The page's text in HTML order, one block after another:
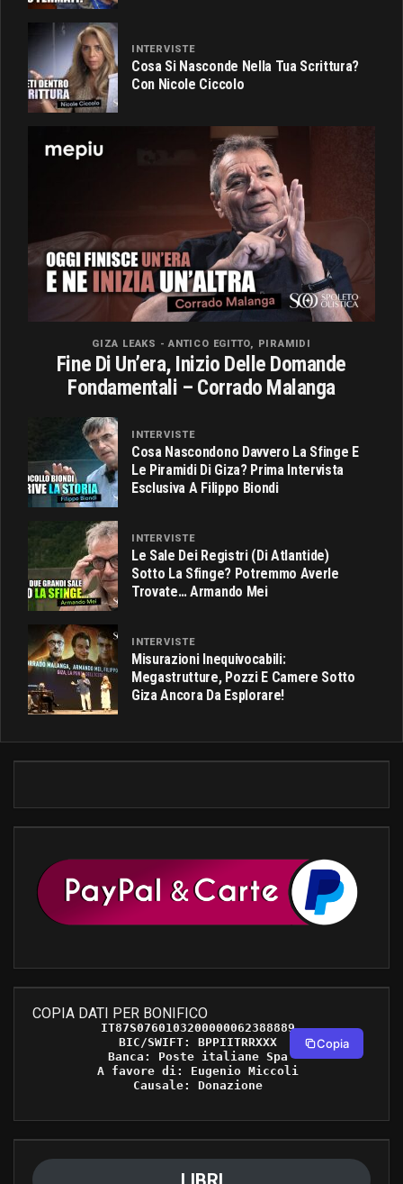
INTERVISTE
Cosa Si Nasconde Nella Tua Scrittura?
Con Nicole Ciccolo
GIZA LEAKS - ANTICO EGITTO, PIRAMIDI
Fine Di Un’era, Inizio Delle Domande
Fondamentali – Corrado Malanga
INTERVISTE
Cosa Nascondono Davvero La Sfinge E
Le Piramidi Di Giza? Prima Intervista
Esclusiva A Filippo Biondi
INTERVISTE
Le Sale Dei Registri (di Atlantide)
Sotto La Sfinge? Potremmo Averle
Trovate… Armando Mei
INTERVISTE
Misurazioni Inequivocabili:
Megastrutture, Pozzi E Camere Sotto
Giza Ancora Da Esplorare!
COPIA DATI PER BONIFICO
IT87S0760103200000062388889
BIC/SWIFT: BPPIITRRXXX
Banca: Poste italiane Spa
A favore di: Eugenio Miccoli
Causale: Donazione
Copia